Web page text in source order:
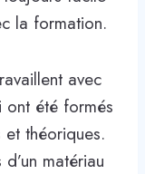
la formation.
avec
ont été formés
théoriques.
matériau